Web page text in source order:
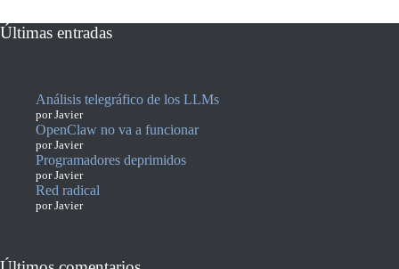
Últimas entradas
Análisis telegráfico de los LLMs
por Javier
OpenClaw no va a funcionar
por Javier
Programadores deprimidos
por Javier
Red radical
por Javier